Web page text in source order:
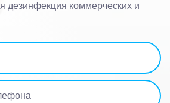
дезинфекция коммерческих и